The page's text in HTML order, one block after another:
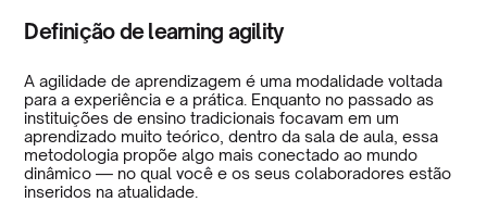
Definição de learning agility
A agilidade de aprendizagem é uma modalidade voltada
para a experiência e a prática. Enquanto no passado as
instituições de ensino tradicionais focavam em um
aprendizado muito teórico, dentro da sala de aula, essa
metodologia propõe algo mais conectado ao mundo
dinâmico — no qual você e os seus colaboradores estão
inseridos na atualidade.